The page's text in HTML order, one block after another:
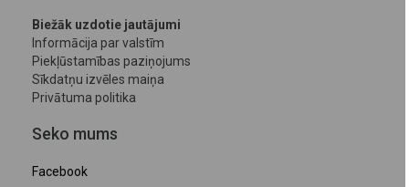
Biežāk uzdotie jautājumi
Informācija par valstīm
Piekļūstamības paziņojums
Sīkdatņu izvēles maiņa
Privātuma politika
Seko mums
Facebook